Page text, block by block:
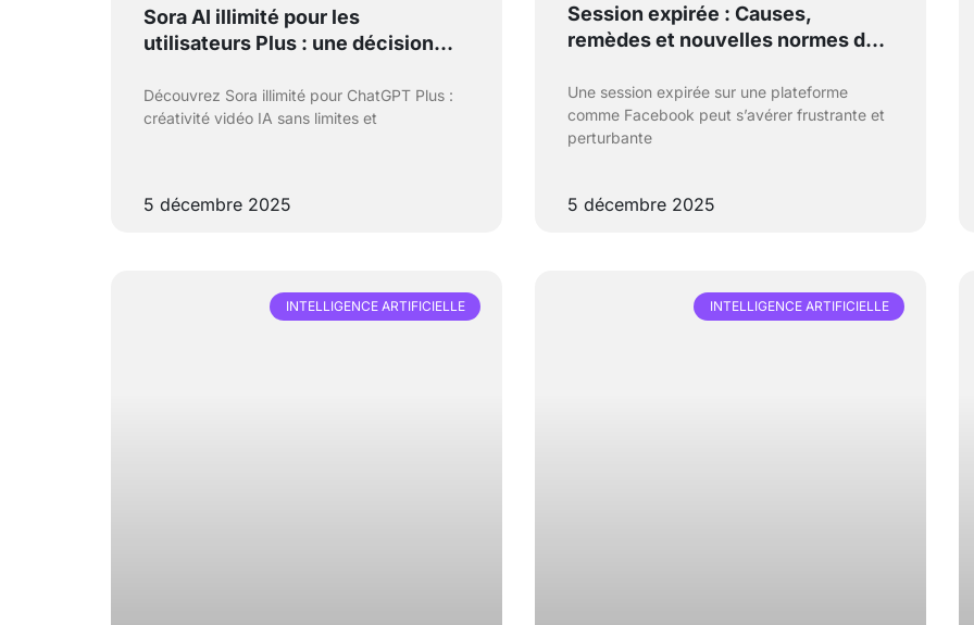
Sora AI illimité pour les
utilisateurs Plus : une décision
les raisons ?
Découvrez Sora illimité pour ChatGPT Plus :
créativité vidéo IA sans limites et
5 décembre 2025
Session expirée : Causes,
remèdes et nouvelles normes de
Une session expirée sur une plateforme
comme Facebook peut s’avérer frustrante et
perturbante
5 décembre 2025
INTELLIGENCE ARTIFICIELLE INTELLIGENCE ARTIFICIELLE